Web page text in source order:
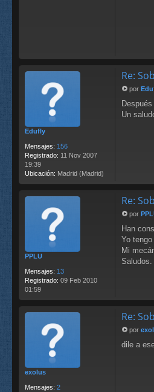
Edufly
Mensajes: 156
Registrado: 11 Nov 2007
19:39
Ubicación: Madrid (Madrid)
Re:
e
n
por
Un
PPLU
Mensajes: 13
Registrado: 09 Feb 2010
01:59
Re:
e
n
s
j
por
Han
Yo
Mi
Saludos.
exolus
Mensajes: 2
Re:
e
por
dile a